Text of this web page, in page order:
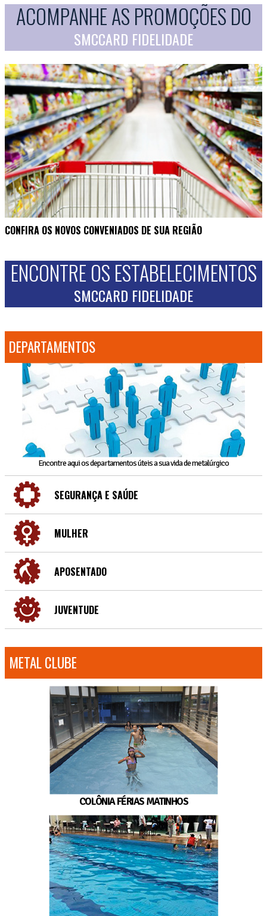
ACOMPANHE AS PROMOÇÕES DO
SMCCARD FIDELIDADE
CONFIRA OS NOVOS CONVENIADOS DE SUA REGIÃO
ENCONTRE OS ESTABELECIMENTOS
SMCCARD FIDELIDADE
DEPARTAMENTOS
Encontre aqui os departamentos úteis a sua vida de metalúrgico
SEGURANÇA E SAÚDE
MULHER
APOSENTADO
JUVENTUDE
METAL CLUBE
COLÔNIA FÉRIAS MATINHOS